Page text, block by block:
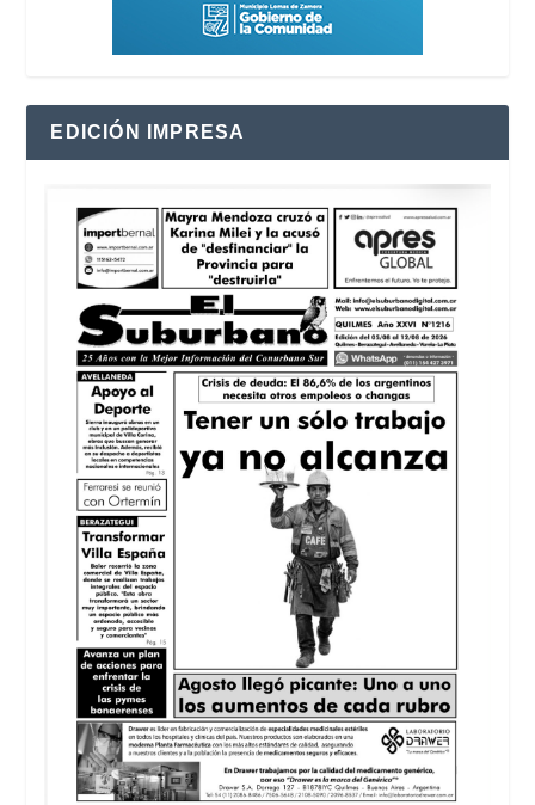
EDICIÓN IMPRESA